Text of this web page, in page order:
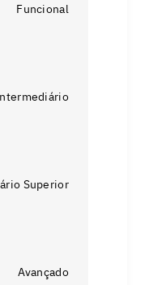
Funcional
Superior
Avançado